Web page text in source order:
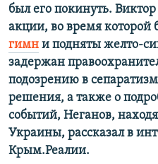
был его покинуть. Виктор
акции, во время которой
гимн и подняты желто-
задержан
подозрению в
решения, а также о
событий, Неганов,
Украины, рассказал в
Крым.Реалии.